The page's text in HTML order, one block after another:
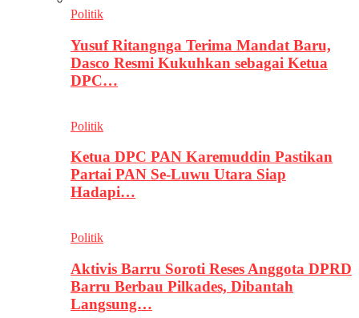
Politik
Yusuf Ritangnga Terima Mandat Baru,
Dasco Resmi Kukuhkan sebagai Ketua
DPC…
Politik
Ketua DPC PAN Karemuddin Pastikan
Partai PAN Se-Luwu Utara Siap
Hadapi…
Politik
Aktivis Barru Soroti Reses Anggota DPRD
Barru Berbau Pilkades, Dibantah
Langsung…